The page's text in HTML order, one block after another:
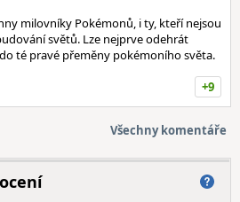
milovníky Pokémonů, i ty, kteří nejsou
světů. Lze nejprve odehrát
té pravé přeměny pokémoního světa.
+9
Všechny komentáře